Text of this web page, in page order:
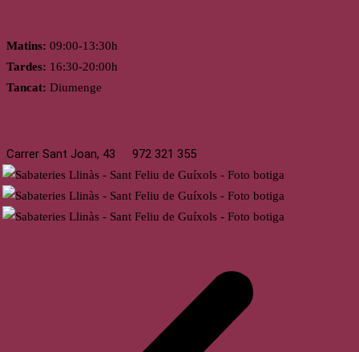
Matins: 09:00-13:30h
Tardes: 16:30-20:00h
Tancat: Diumenge
Carrer Sant Joan, 43 972 321 355